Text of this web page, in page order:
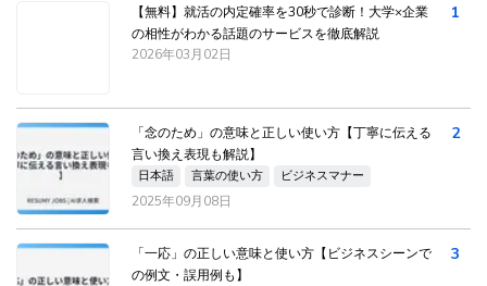
【無料】就活の内定確率を30秒で診断！大学×企業
の相性がわかる話題のサービスを徹底解説
2026年03月02日
1
「念のため」の意味と正しい使い方【丁寧に伝える
言い換え表現も解説】
日本語 言葉の使い方 ビジネスマナー
2025年09月08日
2
「一応」の正しい意味と使い方【ビジネスシーンで
の例文・誤用例も】
3